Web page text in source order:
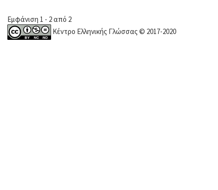
Εμφάνιση 1 - 2 από 2
Κέντρο Ελληνικής Γλώσσας © 2017-2020